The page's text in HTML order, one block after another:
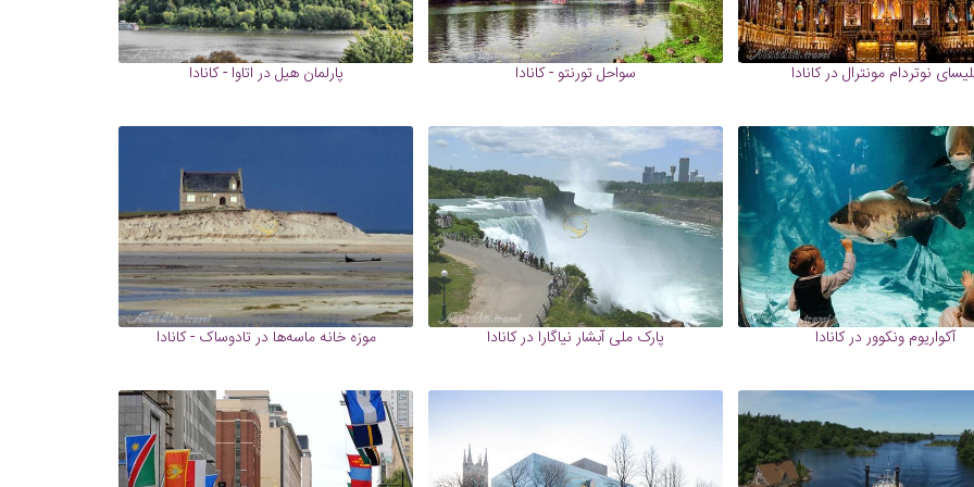
نوتردام مونترال در کانادا سواحل تورنتو - کانادا پارلمان هیل در اتاوا - کانادا
آکواریوم ونکوور در کانادا پارک ملی آبشار نیاگارا در کانادا موزه خانه ماسه‌ها در تادوساک - کانادا